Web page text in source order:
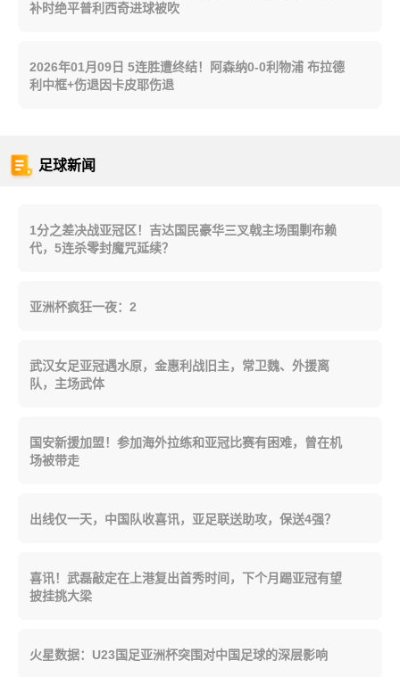
补时绝平普利西奇进球被吹
2026年01月09日 5连胜遭终结！阿森纳0-0利物浦 布拉德
利中框+伤退因卡皮耶伤退
足球新闻
1分之差决战亚冠区！吉达国民豪华三叉戟主场围剿布赖
代，5连杀零封魔咒延续？
亚洲杯疯狂一夜：2
武汉女足亚冠遇水原，金惠利战旧主，常卫魏、外援离
队，主场武体
国安新援加盟！参加海外拉练和亚冠比赛有困难，曾在机
场被带走
出线仅一天，中国队收喜讯，亚足联送助攻，保送4强？
喜讯！武磊敲定在上港复出首秀时间，下个月踢亚冠有望
披挂挑大梁
火星数据：U23国足亚洲杯突围对中国足球的深层影响